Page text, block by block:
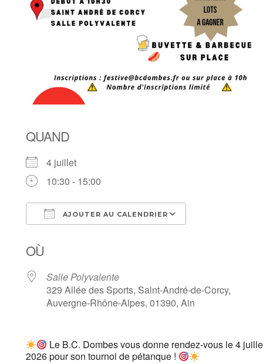
QUAND
4 juillet
10:30 - 15:00
AJOUTER AU CALENDRIER
OÙ
Salle Polyvalente
329 Allée des Sports, Saint-André-de-Corcy,
Auvergne-Rhône-Alpes, 01390, Ain
Le B.C. Dombes vous donne rendez-vous le 4
2026 pour son tournoi de pétanque !